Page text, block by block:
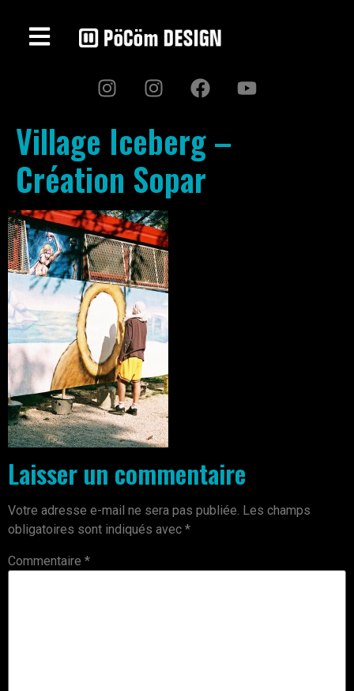
Village Iceberg –
Création Sopar
Laisser un commentaire
Votre adresse e-mail ne sera pas publiée. Les champs
obligatoires sont indiqués avec *
Commentaire *